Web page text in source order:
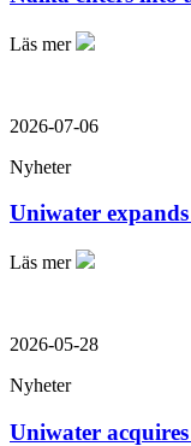
Läs mer
2026-07-06
Nyheter
Uniwater
Läs mer
2026-05-28
Nyheter
Uniwater